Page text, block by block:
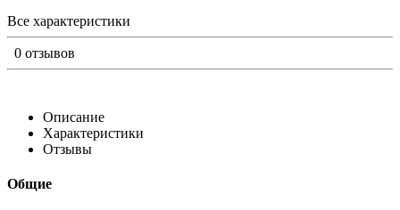
Все характеристики
0 отзывов
Описание
Характеристики
Отзывы
Общие